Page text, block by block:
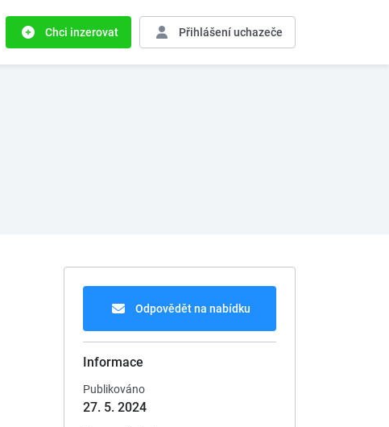
Chci inzerovat Přihlášeníuchazeče
Odpovědět na nabídku
Informace
Publikováno
27. 5. 2024